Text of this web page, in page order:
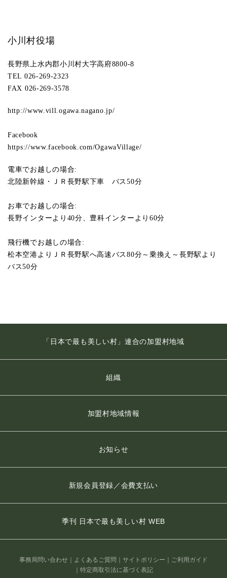
小川村役場
長野県上水内郡小川村大字高府8800-8
TEL 026-269-2323
FAX 026-269-3578
http://www.vill.ogawa.nagano.jp/
Facebook
https://www.facebook.com/OgawaVillage/
電車でお越しの場合:
北陸新幹線・ＪＲ長野駅下車 バス50分
お車でお越しの場合:
長野インターより40分、豊科インターより60分
飛行機でお越しの場合:
松本空港よりＪＲ長野駅へ高速バス80分～乗換え～長野駅より
バス50分
「日本で最も美しい村」連合の加盟村地域
組織
加盟村地域情報
お知らせ
新規会員登録／会費支払い
季刊 日本で最も美しい村 WEB
事務局問い合わせ よくあるご質問 サイトポリシー
ご利用ガイド
特定商取引法に基づく表記